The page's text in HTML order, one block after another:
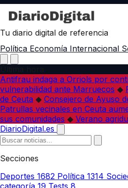
Tu diario digital de referencia
Política Economía Internacional
Antifrau indaga a Orriols por
vulnerabilidad ante Marruecos ◆
de Ceuta ◆ Consejero de Ayuso
Patrullas vecinales en Ceuta
sus comunidades ◆ Verano
DiarioDigital.es
Secciones
Deportes 1682 Política 1314
categoría 19 Tests 8